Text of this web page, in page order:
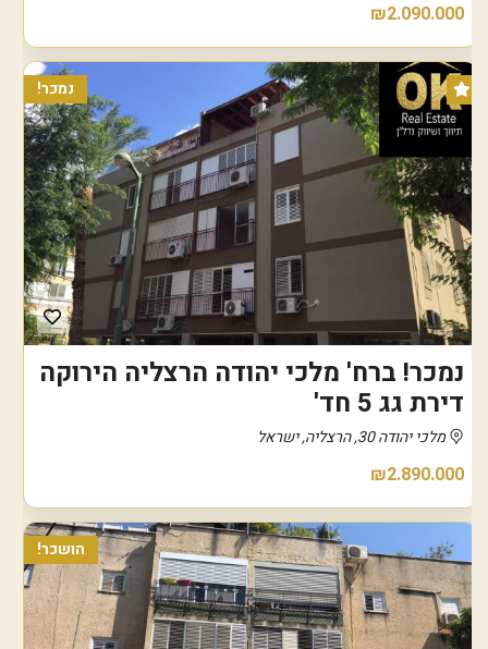
₪2.090.000
נמכר!
נמכר! ברח' מלכי יהודה הרצליה הירוקה
דירת גג 5 חד'
מלכי יהודה 30, הרצליה, ישראל
₪2.890.000
הושכר!